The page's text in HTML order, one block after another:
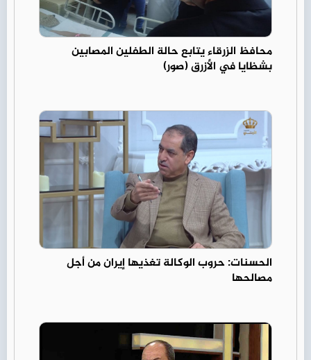
محافظ الزرقاء يتابع حالة الطفلين المصابين
بشظايا في الأزرق (صور)
الحسنات: حروب الوكالة تغذيها إيران من أجل
مصالحها